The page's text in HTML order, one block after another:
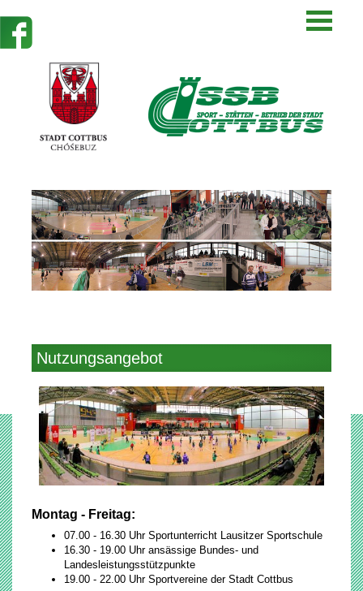
Nutzungsangebot
Montag - Freitag:
07.00 - 16.30 Uhr Sportunterricht Lausitzer Sportschule
16.30 - 19.00 Uhr ansässige Bundes- und
Landesleistungsstützpunkte
19.00 - 22.00 Uhr Sportvereine der Stadt Cottbus